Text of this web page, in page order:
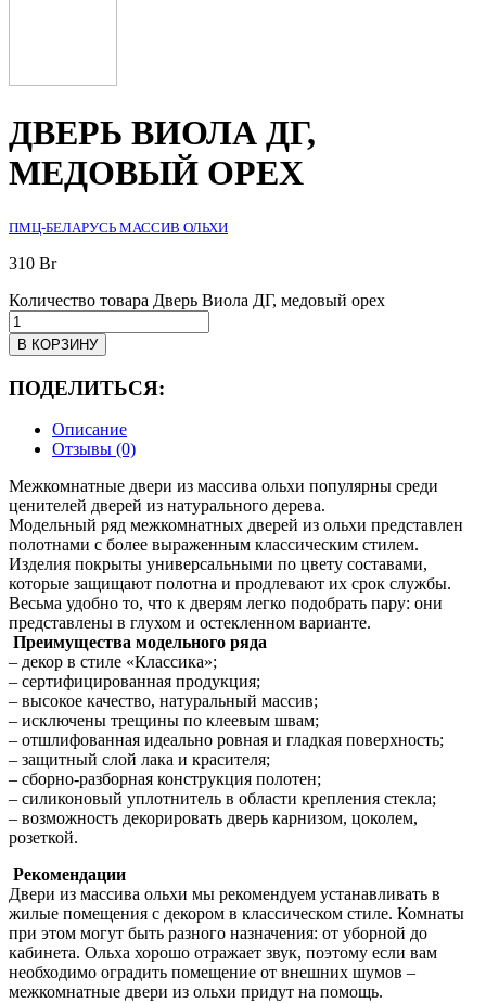
ДВЕРЬ ВИОЛА ДГ,
МЕДОВЫЙ ОРЕХ
ПМЦ-БЕЛАРУСЬ МАССИВ ОЛЬХИ
310 Br
Количество товара Дверь Виола ДГ, медовый орех
В КОРЗИНУ
ПОДЕЛИТЬСЯ:
Описание
Отзывы (0)
Межкомнатные двери из массива ольхи популярны среди
ценителей дверей из натурального дерева.
Модельный ряд межкомнатных дверей из ольхи представлен
полотнами с более выраженным классическим стилем.
Изделия покрыты универсальными по цвету составами,
которые защищают полотна и продлевают их срок службы.
Весьма удобно то, что к дверям легко подобрать пару: они
представлены в глухом и остекленном варианте.
Преимущества модельного ряда
– декор в стиле «Классика»;
– сертифицированная продукция;
– высокое качество, натуральный массив;
– исключены трещины по клеевым швам;
– отшлифованная идеально ровная и гладкая поверхность;
– защитный слой лака и красителя;
– сборно-разборная конструкция полотен;
– силиконовый уплотнитель в области крепления стекла;
– возможность декорировать дверь карнизом, цоколем,
розеткой.
Рекомендации
Двери из массива ольхи мы рекомендуем устанавливать в
жилые помещения с декором в классическом стиле. Комнаты
при этом могут быть разного назначения: от уборной до
кабинета. Ольха хорошо отражает звук, поэтому если вам
необходимо оградить помещение от внешних шумов –
межкомнатные двери из ольхи придут на помощь.